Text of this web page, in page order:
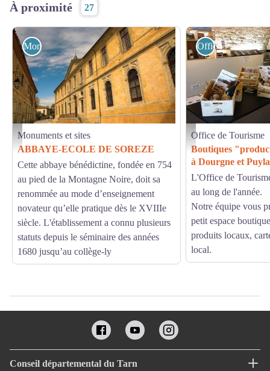
À proximité 27
abbaye_ecole credit Donatien ROUSSEAU - Donatien ROUSSEAU
Monuments et sites
Monuments et sites
ABBAYE-ECOLE DE SOREZE
Cette abbaye bénédictine, fondée en 754
au pied de la Montagne Noire, doit sa
renommée au mode d’enseignement
novateur qu’elle pratique dès le XVIIIe
siècle. L'établissement a connu plusieurs
statuts depuis le séminaire des années
1680 jusqu’au collège-ly
Boutiques producteurs du
Office de Tourisme
Office de Tourisme
Boutiques
à Dourgne et
L'Office de
au long de l'année.
Notre équipe vous
petit espace
produits locaux,
local.
Conseil départemental du Tarn